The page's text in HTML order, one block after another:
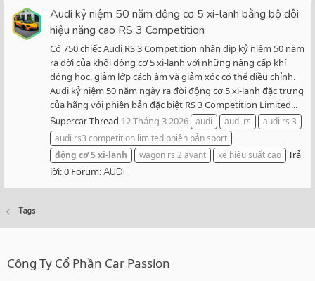
Audi kỷ niệm 50 năm động cơ 5 xi-lanh bằng bộ đôi
hiệu năng cao RS 3 Competition
Có 750 chiếc Audi RS 3 Competition nhân dịp kỷ niệm 50 năm
ra đời của khối động cơ 5 xi-lanh với những nâng cấp khí
động học, giảm lớp cách âm và giảm xóc có thể điều chỉnh.
Audi kỷ niệm 50 năm ngày ra đời động cơ 5 xi-lanh đặc trưng
của hãng với phiên bản đặc biệt RS 3 Competition Limited...
SupercarThread 12 Tháng 3 2026 audi audi rs
audi rs 3
audi rs3 competition limited phiên bản sport
động cơ5xi-lanh wagon rs 2 avant xe hiệu suất cao Trả
lời: 0 Forum:AUDI
Tags
Công Ty Cổ Phần Car Passion